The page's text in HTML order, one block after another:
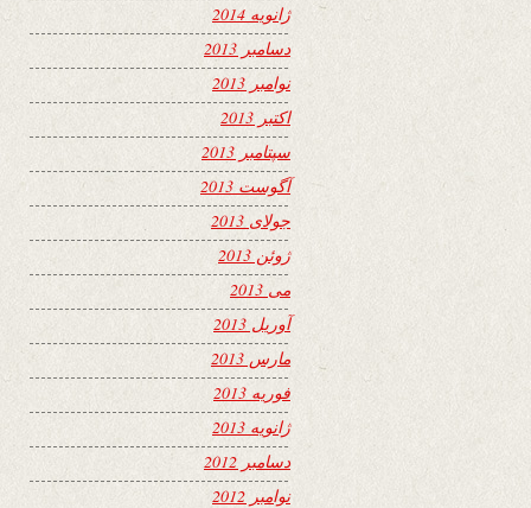
ژانویه 2014
دسامبر 2013
نوامبر 2013
اکتبر 2013
سپتامبر 2013
آگوست 2013
جولای 2013
ژوئن 2013
می 2013
آوریل 2013
مارس 2013
فوریه 2013
ژانویه 2013
دسامبر 2012
نوامبر 2012